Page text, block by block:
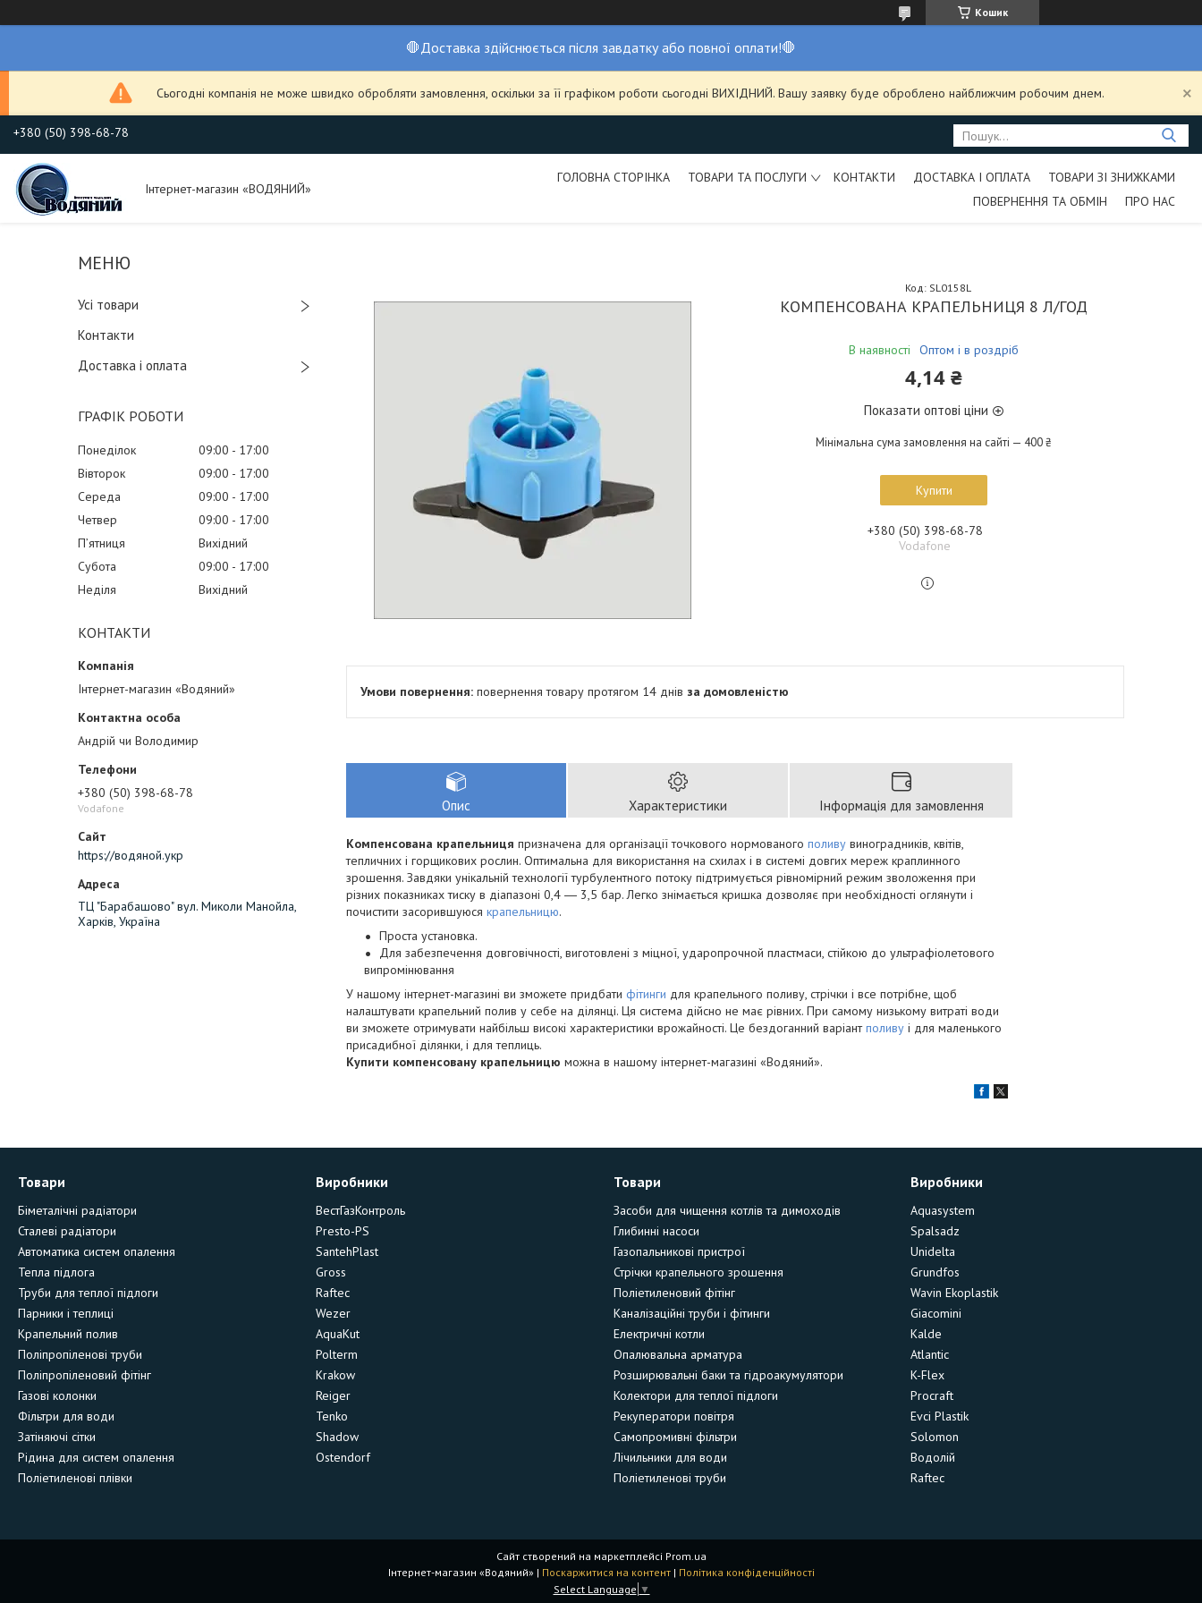
Кошик
🛑Доставка здійснюється після завдатку або повної оплати!🛑
Сьогодні компанія не може швидко обробляти замовлення, оскільки за її графіком роботи сьогодні ВИХІДНИЙ. Вашу заявку буде оброблено найближчим робочим днем.
+380 (50) 398-68-78
Інтернет-магазин «ВОДЯНИЙ»
ГОЛОВНА СТОРІНКА ТОВАРИ ТА ПОСЛУГИ КОНТАКТИ ДОСТАВКА І ОПЛАТА
ТОВАРИ ЗІ ЗНИЖКАМИ
ПОВЕРНЕННЯ ТА ОБМІН
ПРО НАС
Усі товари
Контакти
Доставка і оплата
ГРАФІК РОБОТИ
Понеділок 09:00
17:00
Вівторок
09:00
17:00
Середа
09:00
17:00
Четвер
09:00
17:00
Пʼятниця
Вихідний
Субота
09:00
17:00
Неділя
Вихідний
КОНТАКТИ
Інтернет-магазин «Водяний»
Андрій чи Володимир
+380 (50) 398-68-78
Vodafone
https://водяной.укр
ТЦ "Барабашово" вул. Миколи Манойла,
Харків, Україна
КОМПЕНСОВАНА КРАПЕЛЬНИЦЯ 8 Л/ГОД
В наявності Оптом і в роздріб
Код: SL0158L
4,14 ₴
Показати оптові ціни
Мінімальна сума замовлення на сайті — 400 ₴
Купити
+380 (50) 398-68-78
Vodafone
повернення товару протягом 14 днів за домовленістю
Опис Характеристики Інформація для замовлення
Компенсована крапельниця призначена для організації точкового нормованого поливу виноградників, квітів,
тепличних і горщикових рослин. Оптимальна для використання на схилах і в системі довгих мереж краплинного
зрошення. Завдяки унікальній технології турбулентного потоку підтримується рівномірний режим зволоження при
різних показниках тиску в діапазоні 0,4 ― 3,5 бар. Легко знімається кришка дозволяє при необхідності оглянути і
почистити засорившуюся крапельницю.
Проста установка.
Для забезпечення довговічності, виготовлені з міцної, ударопрочной пластмаси, стійкою до ультрафіолетового
випромінювання
У нашому інтернет-магазині ви зможете придбати фітинги для крапельного поливу, стрічки і все потрібне, щоб
налаштувати крапельний полив у себе на ділянці. Ця система дійсно не має рівних. При самому низькому витраті води
ви зможете отримувати найбільш високі характеристики врожайності. Це бездоганний варіантполиву і для маленького
присадибної ділянки, і для теплиць.
Купити компенсовану крапельницю можна в нашому інтернет-магазині «Водяний».
Товари
Біметалічні радіатори
Сталеві радіатори
Автоматика систем опалення
Тепла підлога
Труби для теплої підлоги
Парники і теплиці
Крапельний полив
Поліпропіленові труби
Поліпропіленовий фітінг
Газові колонки
Фільтри для води
Затіняючі сітки
Рідина для систем опалення
Поліетиленові плівки
Виробники
ВестГазКонтроль
Presto-PS
SantehPlast
Gross
Raftec
Wezer
AquaKut
Polterm
Krakow
Reiger
Tenko
Shadow
Ostendorf
Товари
Засоби для чищення котлів та димоходів
Глибинні насоси
Газопальникові пристрої
Стрічки крапельного зрошення
Поліетиленовий фітінг
Каналізаційні труби і фітинги
Електричні котли
Опалювальна арматура
Розширювальні баки та гідроакумулятори
Колектори для теплої підлоги
Рекуператори повітря
Самопромивні фільтри
Лічильники для води
Поліетиленові труби
Виробники
Aquasystem
Spalsadz
Unidelta
Grundfos
Wavin Ekoplastik
Giacomini
Kalde
Atlantic
K-Flex
Procraft
Evci Plastik
Solomon
Водолій
Raftec
Сайт створений на маркетплейсі Prom.ua
Інтернет-магазин «Водяний» | Поскаржитися на контент | Політика конфіденційності
Select Language ▼